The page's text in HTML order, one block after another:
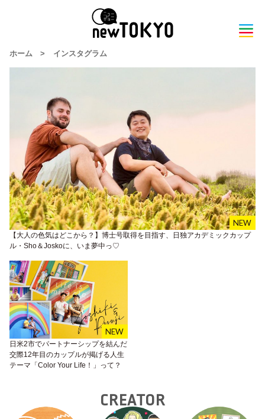
ホーム > インスタグラム
【大人の色気はどこから？】博士号取得を目指す、日独アカデミックカップ
ル・Sho＆Joskoに、いま夢中っ♡
日米2市でパートナーシップを結んだ
交際12年目のカップルが掲げる人生
テーマ「Color Your Life！」って？
CREATOR